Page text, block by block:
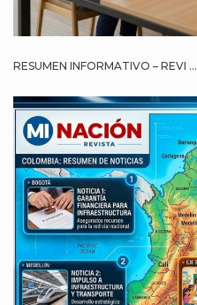
RESUMEN INFORMATIVO – REVI ...